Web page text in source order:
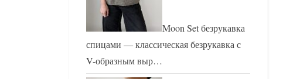
Moon Set безрукавка
спицами — классическая безрукавка с
V-образным выр…